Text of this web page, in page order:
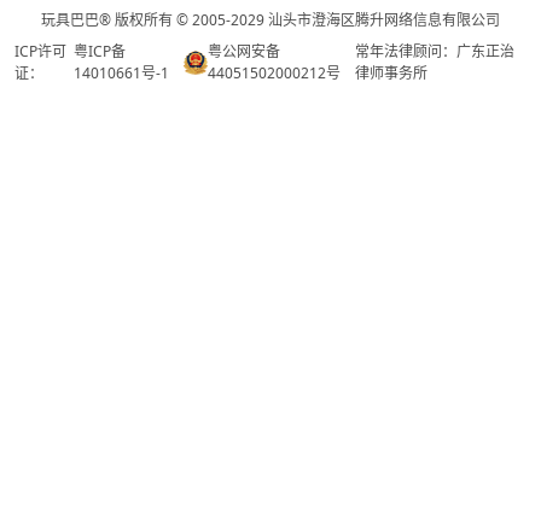
玩具巴巴® 版权所有 © 2005-2029 汕头市澄海区腾升网络信息有限公司
ICP许可
证：
粤ICP备
14010661号-1
粤公网安备
44051502000212号
常年法律顾问：广东正治
律师事务所